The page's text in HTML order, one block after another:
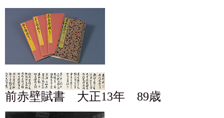
前赤壁賦書 大正13年 89歳